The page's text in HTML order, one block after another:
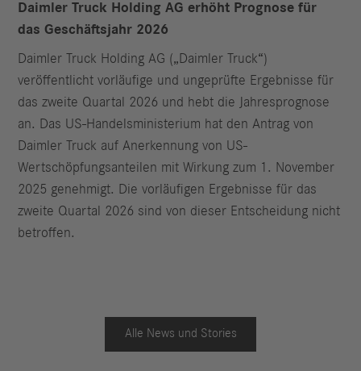
Daimler Truck Holding AG erhöht Prognose für
das Geschäftsjahr 2026
Daimler Truck Holding AG („Daimler Truck“)
veröffentlicht vorläufige und ungeprüfte Ergebnisse für
das zweite Quartal 2026 und hebt die Jahresprognose
an. Das US-Handelsministerium hat den Antrag von
Daimler Truck auf Anerkennung von US-
Wertschöpfungsanteilen mit Wirkung zum 1. November
2025 genehmigt. Die vorläufigen Ergebnisse für das
zweite Quartal 2026 sind von dieser Entscheidung nicht
betroffen.
Alle News und Stories